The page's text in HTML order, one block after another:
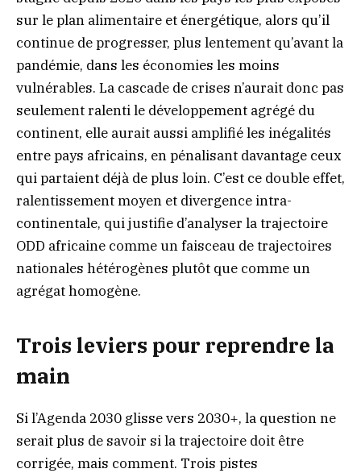
sur le plan alimentaire et énergétique, alors qu’il
continue de progresser, plus lentement qu’avant la
pandémie, dans les économies les moins
vulnérables. La cascade de crises n’aurait donc pas
seulement ralenti le développement agrégé du
continent, elle aurait aussi amplifié les inégalités
entre pays africains, en pénalisant davantage ceux
qui partaient déjà de plus loin. C’est ce double effet,
ralentissement moyen et divergence intra-
continentale, qui justifie d’analyser la trajectoire
ODD africaine comme un faisceau de trajectoires
nationales hétérogènes plutôt que comme un
agrégat homogène.
Trois leviers pour reprendre la
main
Si l’Agenda 2030 glisse vers 2030+, la question ne
serait plus de savoir si la trajectoire doit être
corrigée, mais comment. Trois pistes